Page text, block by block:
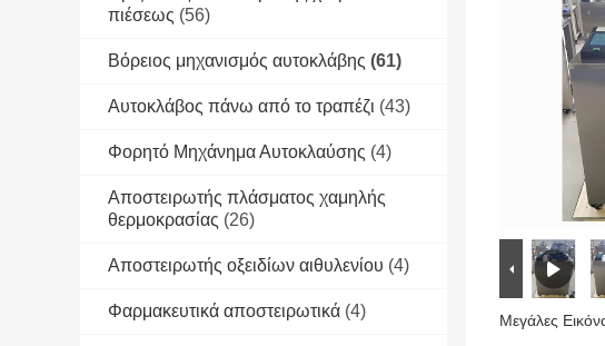
πιέσεως (56)
Βόρειος μηχανισμός αυτοκλάβης (61)
Αυτοκλάβος πάνω από το τραπέζι (43)
Φορητό Μηχάνημα Αυτοκλαύσης (4)
Αποστειρωτής πλάσματος χαμηλής
θερμοκρασίας (26)
Αποστειρωτής οξειδίων αιθυλενίου (4)
Φαρμακευτικά αποστειρωτικά (4) Μεγάλες